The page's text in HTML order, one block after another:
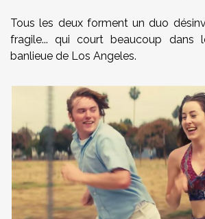
Tous les deux forment un duo
fragile... qui court beaucoup dans
banlieue de Los Angeles.